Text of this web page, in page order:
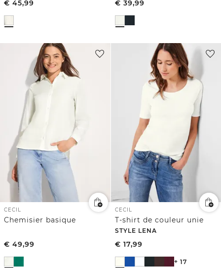
€ 45,99
€ 39,99
CECIL
Chemisier basique
€ 49,99
CECIL
T-shirt de couleur unie
STYLE LENA
€ 17,99
+ 17